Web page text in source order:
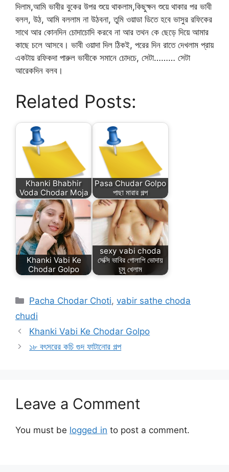
দিলাম,আমি ভাবীর বুকের উপর শুয়ে থাকলাম,কিছুক্ষন শুয়ে থাকার পর ভাবী
বলল, উঠ, আমি বললাম না উঠবনা, তুমি ওয়াডা ডিতে হবে ভাসুর রফিকের
সাথে আর কোনদিন চোদাচোদি করবে না আর তথন কে ছেড়ে দিয়ে আমার
কাছে চলে আসবে। ভাবী ওয়াদা দিল ঠিকই, পরের দিন রাতে দেখলাম প্রায়
একটায় রফিকদা পারুল ভাবীকে সমানে চোদচে, সেটা……… সেটা
আরেকদিন বলব।
Related Posts:
Khanki Bhabhir
Voda Chodar Moja
Pasa Chudar Golpo
পাছা মারার গল্প
Khanki Vabi Ke
Chodar Golpo
sexy vabi choda
সেক্সি ভাবির গোলাপি ভোদায়
চুমু খেলাম
Categories
Pacha Chodar Choti,vabir sathe choda
chudi
Khanki Vabi Ke Chodar Golpo
১৮ বৎসরের কচি গুদ ফাটানোর গল্প
Leave a Comment
You must be logged in to post a comment.